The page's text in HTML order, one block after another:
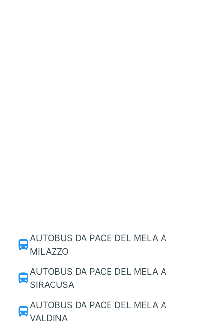
directions_bus AUTOBUS DA PACE DEL MELA A
MILAZZO
directions_bus AUTOBUS DA PACE DEL MELA A
SIRACUSA
directions_bus AUTOBUS DA PACE DEL MELA A
VALDINA